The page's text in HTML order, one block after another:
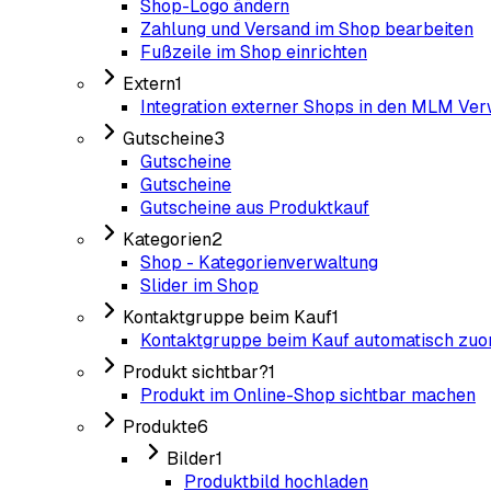
Shop-Logo ändern
Zahlung und Versand im Shop bearbeiten
Fußzeile im Shop einrichten
Extern1
Integration externer Shops in den MLM
Gutscheine3
Gutscheine
Gutscheine
Gutscheine aus Produktkauf
Kategorien2
Shop - Kategorienverwaltung
Slider im Shop
Kontaktgruppe beim Kauf1
Kontaktgruppe beim Kauf automatisch
Produkt sichtbar?1
Produkt im Online-Shop sichtbar machen
Produkte6
Bilder1
Produktbild hochladen